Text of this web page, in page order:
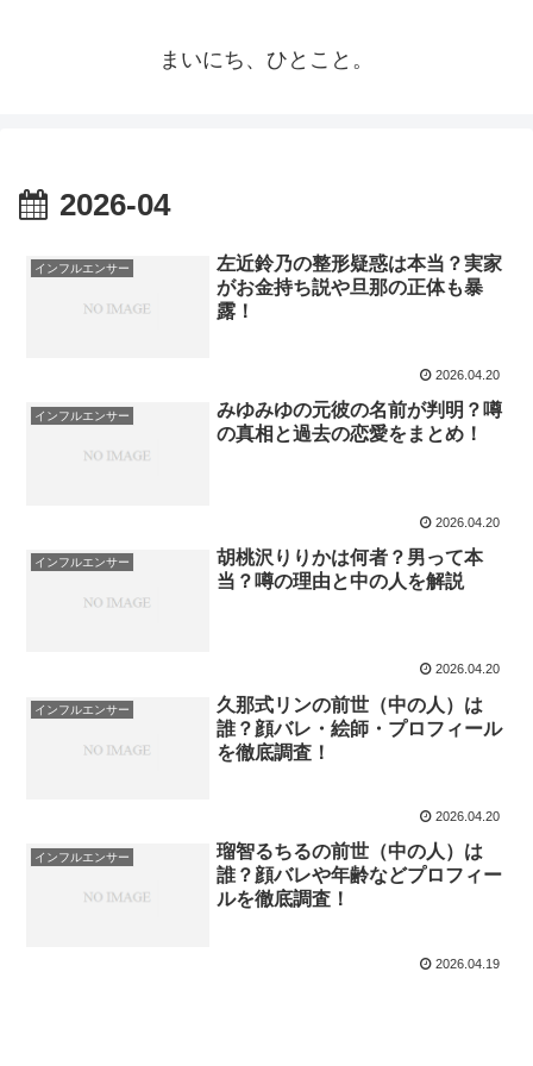
まいにち、ひとこと。
2026-04
インフルエンサー
左近鈴乃の整形疑惑は本当？実家
がお金持ち説や旦那の正体も暴
露！
2026.04.20
インフルエンサー
みゆみゆの元彼の名前が判明？噂
の真相と過去の恋愛をまとめ！
2026.04.20
インフルエンサー
胡桃沢りりかは何者？男って本
当？噂の理由と中の人を解説
2026.04.20
インフルエンサー
久那式リンの前世（中の人）は
誰？顔バレ・絵師・プロフィール
を徹底調査！
2026.04.20
インフルエンサー
瑠智るちるの前世（中の人）は
誰？顔バレや年齢などプロフィー
ルを徹底調査！
2026.04.19